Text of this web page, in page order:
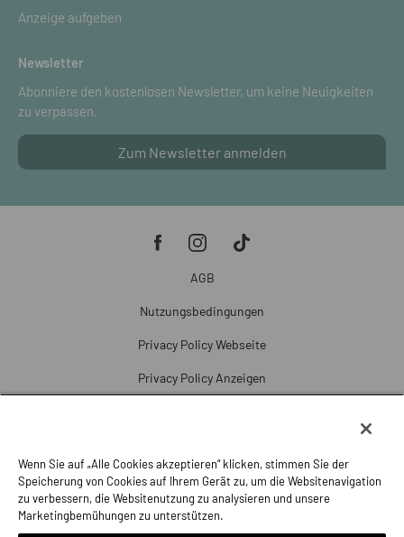
Anzeige aufgeben
Newsletter
Abonniere den kostenlosen Newsletter, um keine Neuigkeiten
zu verpassen.
Zum Newsletter anmelden
AGB
Nutzungsbedingungen
Privacy Policy Webseite
Privacy Policy Anzeigen
Beschwerde
Impressum
Wenn Sie auf „Alle Cookies akzeptieren“ klicken, stimmen Sie der
Speicherung von Cookies auf Ihrem Gerät zu, um die Websitenavigation
zu verbessern, die Websitenutzung zu analysieren und unsere
Marketingbemühungen zu unterstützen.